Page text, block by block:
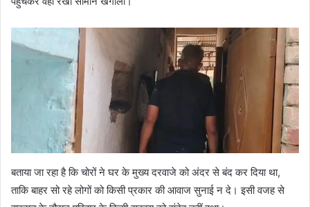
बताया जा रहा है कि चोरों ने घर के मुख्य दरवाजे को अंदर से बंद कर दिया था,
ताकि बाहर सो रहे लोगों को किसी प्रकार की आवाज सुनाई न दे। इसी वजह से